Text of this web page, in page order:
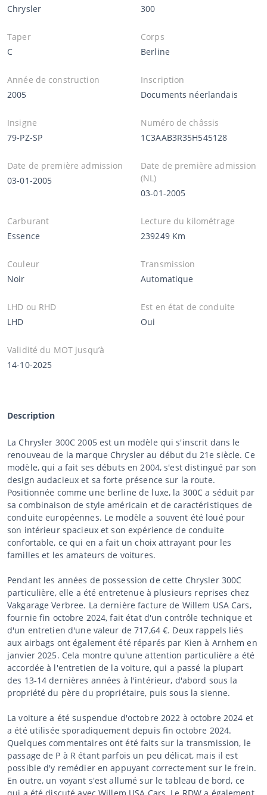
Chrysler
300
Taper
C
Corps
Berline
Année de construction
2005
Inscription
Documents néerlandais
Insigne
79-PZ-SP
Numéro de châssis
1C3AAB3R35H545128
Date de première admission
03-01-2005
Date de première admission
(NL)
03-01-2005
Carburant
Essence
Lecture du kilométrage
239249 Km
Couleur
Noir
Transmission
Automatique
LHD ou RHD
LHD
Est en état de conduite
Oui
Validité du MOT jusqu’à
14-10-2025
Description
La Chrysler 300C 2005 est un modèle qui s'inscrit dans le
renouveau de la marque Chrysler au début du 21e siècle. Ce
modèle, qui a fait ses débuts en 2004, s'est distingué par son
design audacieux et sa forte présence sur la route.
Positionnée comme une berline de luxe, la 300C a séduit par
sa combinaison de style américain et de caractéristiques de
conduite européennes. Le modèle a souvent été loué pour
son intérieur spacieux et son expérience de conduite
confortable, ce qui en a fait un choix attrayant pour les
familles et les amateurs de voitures.
Pendant les années de possession de cette Chrysler 300C
particulière, elle a été entretenue à plusieurs reprises chez
Vakgarage Verbree. La dernière facture de Willem USA Cars,
fournie fin octobre 2024, fait état d'un contrôle technique et
d'un entretien d'une valeur de 717,64 €. Deux rappels liés
aux airbags ont également été réparés par Kien à Arnhem en
janvier 2025. Cela montre qu'une attention particulière a été
accordée à l'entretien de la voiture, qui a passé la plupart
des 13-14 dernières années à l'intérieur, d'abord sous la
propriété du père du propriétaire, puis sous la sienne.
La voiture a été suspendue d'octobre 2022 à octobre 2024 et
a été utilisée sporadiquement depuis fin octobre 2024.
Quelques commentaires ont été faits sur la transmission, le
passage de P à R étant parfois un peu délicat, mais il est
possible d'y remédier en appuyant correctement sur le frein.
En outre, un voyant s'est allumé sur le tableau de bord, ce